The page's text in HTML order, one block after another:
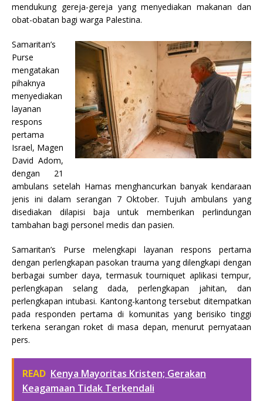
mendukung gereja-gereja yang menyediakan makanan dan
obat-obatan bagi warga Palestina.
Samaritan’s
Purse
mengatakan
pihaknya
menyediakan
layanan
respons
pertama
Israel, Magen
David Adom,
dengan 21
ambulans setelah Hamas menghancurkan banyak kendaraan
jenis ini dalam serangan 7 Oktober. Tujuh ambulans yang
disediakan dilapisi baja untuk memberikan perlindungan
tambahan bagi personel medis dan pasien.
Samaritan’s Purse melengkapi layanan respons pertama
dengan perlengkapan pasokan trauma yang dilengkapi dengan
berbagai sumber daya, termasuk tourniquet aplikasi tempur,
perlengkapan selang dada, perlengkapan jahitan, dan
perlengkapan intubasi. Kantong-kantong tersebut ditempatkan
pada responden pertama di komunitas yang berisiko tinggi
terkena serangan roket di masa depan, menurut pernyataan
pers.
READ Kenya Mayoritas Kristen; Gerakan
Keagamaan Tidak Terkendali